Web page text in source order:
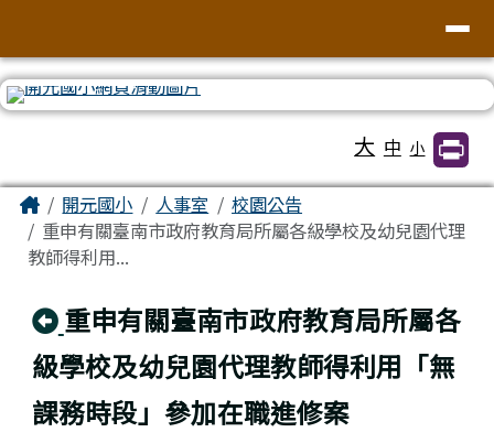
臺南市北區開元國民小學全球資訊網
大 中 小
主內容區域
Home開元國小 人事室
校園公告
重申有關臺南市政府教育局所屬各級學校及幼兒園代理
教師得利用...
回上頁
重申有關臺南市政府教育局所屬各
級學校及幼兒園代理教師得利用「無
課務時段」參加在職進修案
頁尾區域